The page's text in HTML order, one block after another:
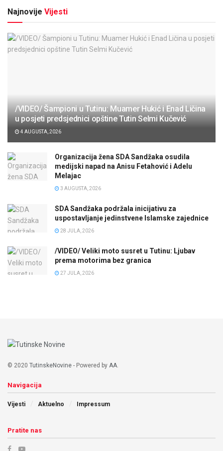
Najnovije Vijesti
/VIDEO/ Šampioni u Tutinu: Muamer Hukić i Enad Ličina
u posjeti predsjednici opštine Tutin Selmi Kučević
4 AUGUSTA, 2026
Organizacija žena SDA Sandžaka osudila
medijski napad na Anisu Fetahović i Adelu
Melajac
3 AUGUSTA, 2026
SDA Sandžaka podržala inicijativu za
uspostavljanje jedinstvene Islamske zajednice
28 JULA, 2026
/VIDEO/ Veliki moto susret u Tutinu: Ljubav
prema motorima bez granica
27 JULA, 2026
© 2020 TutinskeNovine - Powered by AA.
Navigacija
Vijesti Aktuelno Impressum
Pratite nas